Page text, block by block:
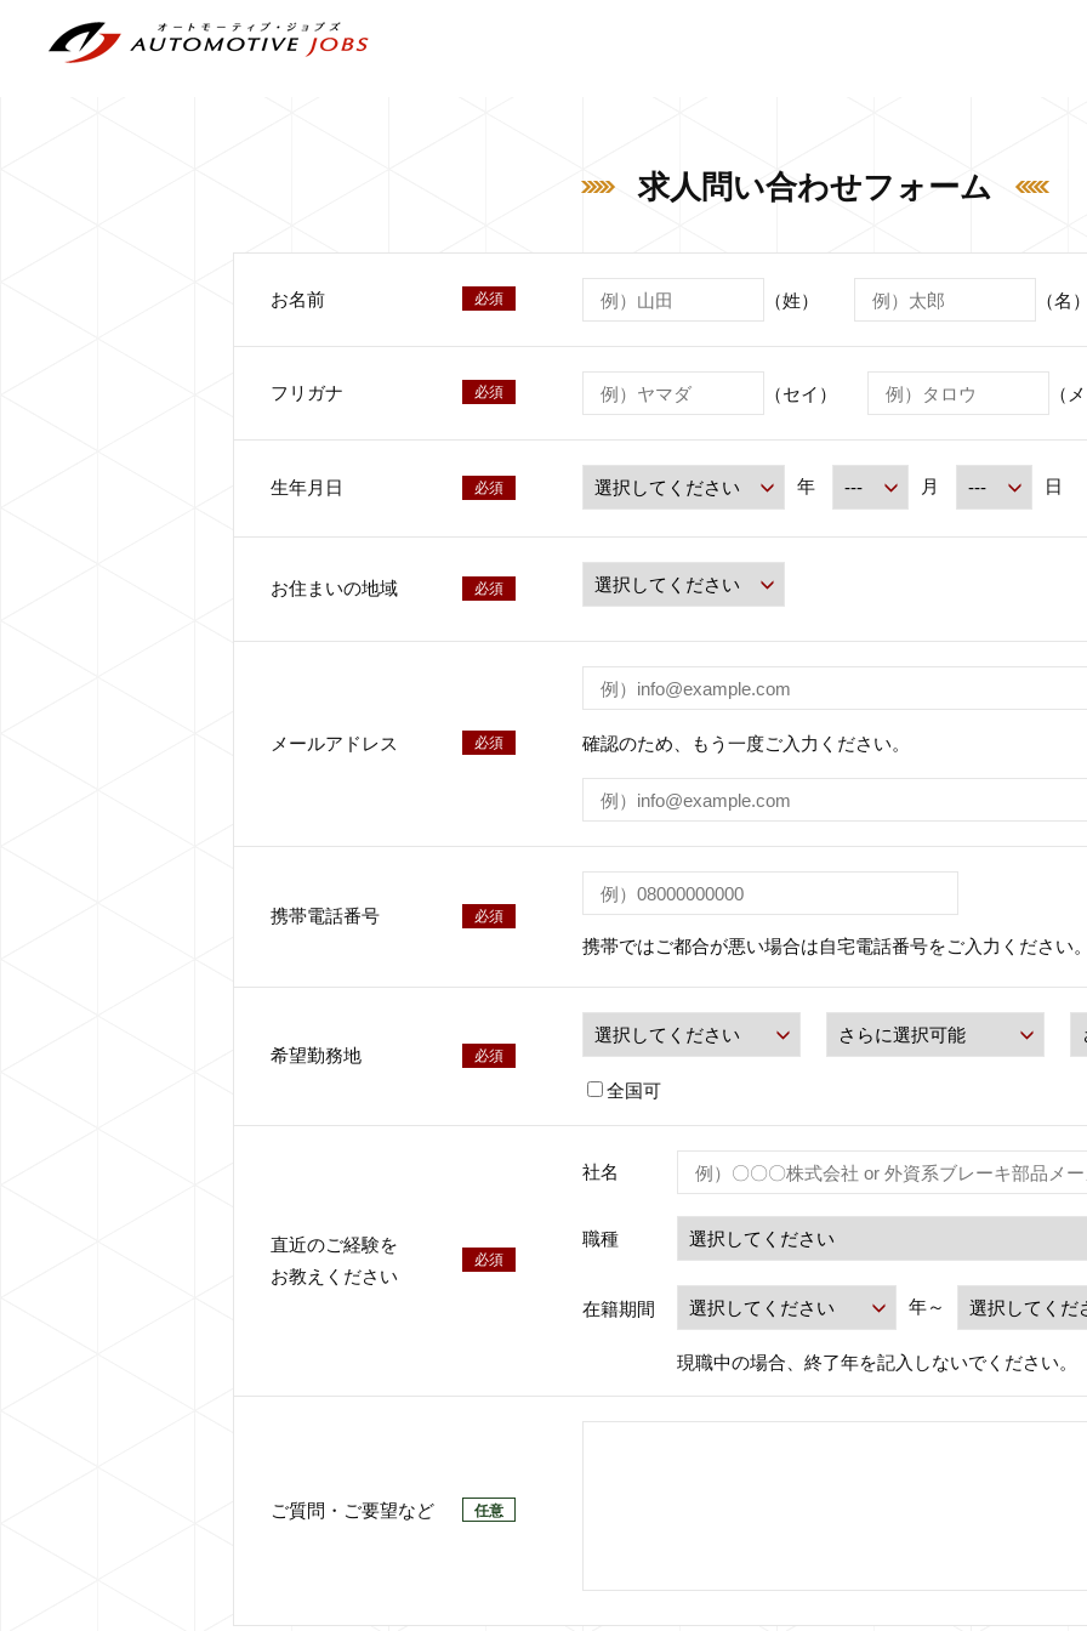
求人問い合わせフォーム
お名前 必須 （姓） （名
フリガナ 必須 （セイ） （
生年月日 必須 年 月 日
お住まいの地域 必須
メールアドレス 必須 確認のため、もう一度ご入力ください。
携帯電話番号 必須
携帯ではご都合が悪い場合は自宅電話番号をご入力ください
希望勤務地 必須
全国可
直近のご経験を
お教えください
必須
社名
職種
在籍期間 年～
現職中の場合、終了年を記入しないでください。
ご質問・ご要望など 任意